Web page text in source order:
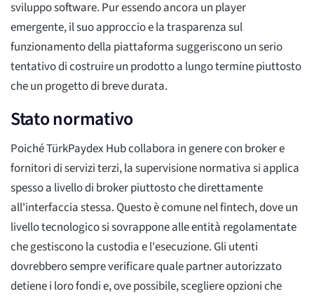
sviluppo software. Pur essendo ancora un player
emergente, il suo approccio e la trasparenza sul
funzionamento della piattaforma suggeriscono un serio
tentativo di costruire un prodotto a lungo termine piuttosto
che un progetto di breve durata.
Stato normativo
Poiché TürkPaydex Hub collabora in genere con broker e
fornitori di servizi terzi, la supervisione normativa si applica
spesso a livello di broker piuttosto che direttamente
all'interfaccia stessa. Questo è comune nel fintech, dove un
livello tecnologico si sovrappone alle entità regolamentate
che gestiscono la custodia e l'esecuzione. Gli utenti
dovrebbero sempre verificare quale partner autorizzato
detiene i loro fondi e, ove possibile, scegliere opzioni che